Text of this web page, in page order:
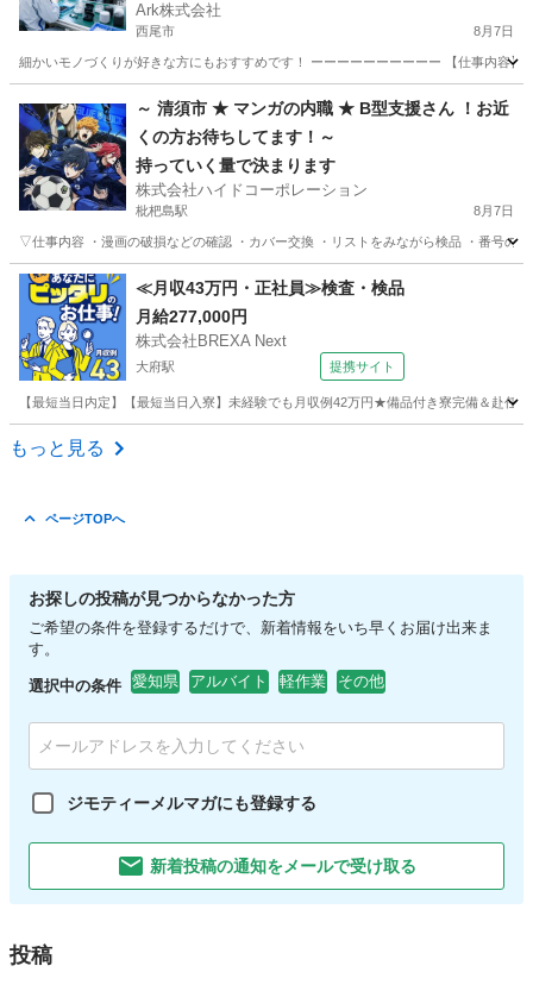
Ark株式会社
西尾市 8月7日
細かいモノづくりが好きな方にもおすすめです！ ーーーーーーーーーー 【仕事内容
工場 スタッフ
～ 清須市 ★ マンガの内職 ★ B型支援さん ！お近
くの方お待ちしてます！～
持っていく量で決まります
株式会社ハイドコーポレーション
枇杷島駅 8月7日
▽仕事内容 ・漫画の破損などの確認 ・カバー交換 ・リストをみながら検品 ・番号の
愛知 清須市 枇杷島駅 その他 漫画
≪月収43万円・正社員≫検査・検品
月給277,000円
株式会社BREXA Next
大府駅 提携サイト
【最短当日内定】【最短当日入寮】未経験でも月収例42万円★備品付き寮完備＆赴
愛知 大府市
もっと見る
ページTOPへ
お探しの投稿が見つからなかった方
ご希望の条件を登録するだけで、新着情報をいち早くお届け出来ま
す。
選択中の条件 愛知県 アルバイト 軽作業 その他
ジモティーメルマガにも登録する
新着投稿の通知をメールで受け取る
投稿